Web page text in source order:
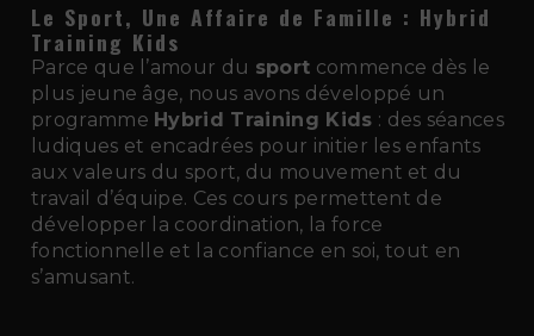
Le Sport, Une Affaire de Famille : Hybrid
Training Kids
Parce que l’amour du sport commence dès le
plus jeune âge, nous avons développé un
programme Hybrid Training Kids : des séances
ludiques et encadrées pour initier les enfants
aux valeurs du sport, du mouvement et du
travail d’équipe. Ces cours permettent de
développer la coordination, la force
fonctionnelle et la confiance en soi, tout en
s’amusant.